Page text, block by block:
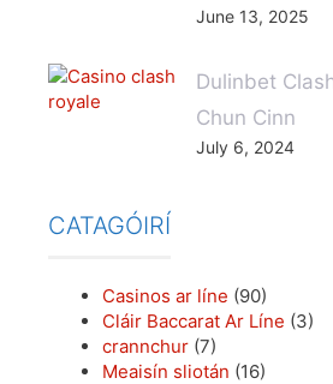
June 13, 2025
Dulinbet
Chun Cinn
July 6, 2024
CATAGÓIRÍ
Casinos ar líne (90)
Cláir Baccarat Ar Líne (3)
crannchur (7)
Meaisín sliotán (16)